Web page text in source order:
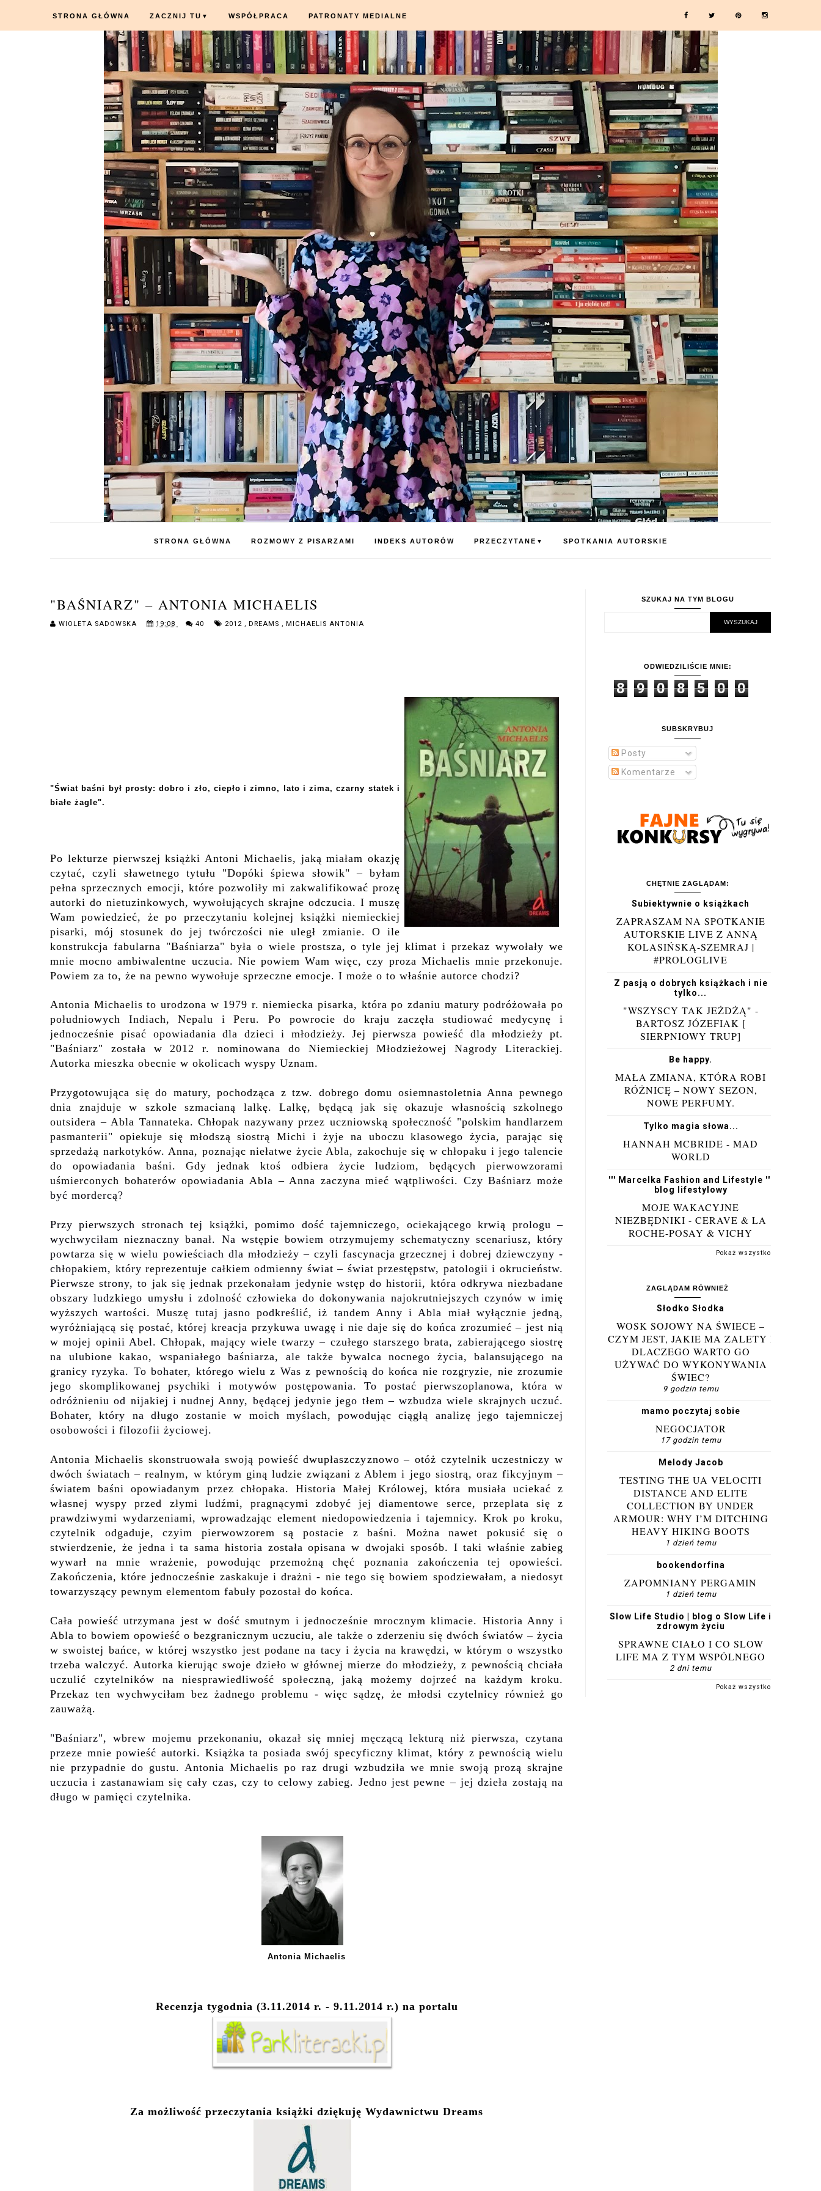
STRONA GŁÓWNA ZACZNIJ TU ▼ WSPÓŁPRACA PATRONATY MEDIALNE
STRONA GŁÓWNA ROZMOWY Z PISARZAMI INDEKS AUTORÓW PRZECZYTANE ▼ SPOTKANIA AUTORSKIE
"BAŚNIARZ" – ANTONIA MICHAELIS
WIOLETA SADOWSKA 19:08 40 2012 , DREAMS , MICHAELIS ANTONIA
"Świat baśni był prosty: dobro i zło, ciepło i zimno, lato i zima, czarny statek i
białe żagle".
Po lekturze pierwszej książki Antoni Michaelis, jaką miałam okazję
czytać, czyli sławetnego tytułu "Dopóki śpiewa słowik" – byłam
pełna sprzecznych emocji, które pozwoliły mi zakwalifikować prozę
autorki do nietuzinkowych, wywołujących skrajne odczucia. I muszę
Wam powiedzieć, że po przeczytaniu kolejnej książki niemieckiej
pisarki, mój stosunek do jej twórczości nie uległ zmianie. O ile
konstrukcja fabularna "Baśniarza" była o wiele prostsza, o tyle jej klimat i przekaz wywołały we
mniemocnoambiwalentne uczucia. Nie powiem Wam więc, czy proza Michaelis mnie przekonuje.
Powiem za to, że na pewno wywołuje sprzeczne emocje. I może o to właśnie autorce chodzi?
Antonia Michaelis to urodzona w 1979 r. niemiecka pisarka, która po zdaniu matury podróżowała po
południowych Indiach, Nepalu i Peru. Po powrocie do kraju zaczęła studiować medycynę i
jednocześnie pisać opowiadania dla dzieci i młodzieży. Jej pierwsza powieść dla młodzieży pt.
"Baśniarz" została w 2012 r. nominowana do Niemieckiej Młodzieżowej Nagrody Literackiej.
Autorka mieszka obecnie w okolicach wyspy Uznam.
Przygotowująca się do matury, pochodząca z tzw. dobrego domu osiemnastoletnia Anna pewnego
dnia znajduje w szkole szmacianą lalkę. Lalkę, będącą jak się okazuje własnością szkolnego
outsidera – Abla Tannateka. Chłopak nazywany przez uczniowską społeczność "polskim handlarzem
pasmanterii" opiekuje się młodszą siostrą Michii żyje na uboczu klasowego życia, parając się
sprzedażą narkotyków. Anna, poznając niełatwe życie Abla, zakochuje się w chłopaku i jego talencie
do opowiadania baśni. Gdy jednak ktoś odbiera życie ludziom, będących pierwowzorami
uśmierconych bohaterów opowiadania Abla – Anna zaczyna mieć wątpliwości. Czy Baśniarz może
być mordercą?
Przy pierwszych stronach tej książki, pomimo dość tajemniczego, ociekającego krwią prologu –
wychwyciłam nieznaczny banał. Na wstępie bowiem otrzymujemy schematyczny scenariusz, który
powtarza się w wielu powieściach dla młodzieży – czyli fascynacja grzecznej i dobrej dziewczyny -
chłopakiem, który reprezentuje całkiem odmienny świat – świat przestępstw, patologii i okrucieństw.
Pierwsze strony, to jak się jednak przekonałam jedynie wstęp do historii, która odkrywa niezbadane
obszary ludzkiego umysłu i zdolność człowieka do dokonywania najokrutniejszych czynów w imię
wyższych wartości. Muszę tutaj jasno podkreślić, iż tandem Anny i Abla miał wyłącznie jedną,
wyróżniającą się postać, której kreacja przykuwa uwagę i nie dajesię do końca zrozumieć – jest nią
w mojej opinii Abel. Chłopak, mający wiele twarzy – czułego starszego brata, zabierającego siostrę
na ulubione kakao, wspaniałego baśniarza, ale także bywalca nocnego życia, balansującego na
granicy ryzyka. To bohater, którego wielu z Was z pewnością do końca nie rozgryzie, nie zrozumie
jego skomplikowanej psychiki i motywów postępowania. To postać pierwszoplanowa, która w
odróżnieniu od nijakiej i nudnej Anny, będącej jedynie jego tłem – wzbudza wiele skrajnych uczuć.
Bohater, który na długo zostanie w moich myślach, powodując ciągłą analizę jego tajemniczej
osobowości i filozofii życiowej.
Antonia Michaelis skonstruowała swoją powieść dwupłaszczyznowo – otóż czytelnik uczestniczy w
dwóch światach – realnym, w którym giną ludzie związani z Ablem i jego siostrą, oraz fikcyjnym –
światem baśni opowiadanym przez chłopaka. Historia Małej Królowej, która musiała uciekać z
własnej wyspy przed złymi ludźmi, pragnącymi zdobyć jej diamentowe serce, przeplata się z
prawdziwymi wydarzeniami, wprowadzając element niedopowiedzenia i tajemnicy. Krok po kroku,
czytelnik odgaduje, czyim pierwowzorem są postacie z baśni. Można nawet pokusić się o
stwierdzenie, że jedna i ta sama historia została opisana w dwojaki sposób. I taki właśnie zabieg
wywarł na mnie wrażenie, powodując przemożną chęć poznania zakończenia tej opowieści.
Zakończenia, które jednocześnie zaskakuje i drażni - nie tegosiębowiem spodziewałam, a niedosyt
towarzyszący pewnym elementom fabuły pozostał do końca.
Cała powieść utrzymana jest w dość smutnym i jednocześnie mrocznym klimacie. Historia Anny i
Abla to bowiem opowieść o bezgranicznym uczuciu, ale także o zderzeniu się dwóch światów – życia
w swoistej bańce, w której wszystko jest podane na tacy i życia na krawędzi, w którym o wszystko
trzeba walczyć. Autorka kierując swoje dzieło w głównej mierze do młodzieży, z pewnością chciała
uczulić czytelników na niesprawiedliwość społeczną, jaką możemy dojrzeć na każdym kroku.
Przekaz ten wychwyciłam bez żadnego problemu - więc sądzę, że młodsi czytelnicy również go
zauważą.
"Baśniarz", wbrew mojemu przekonaniu, okazał się mniej męczącą lekturą niż pierwsza, czytana
przeze mnie powieść autorki. Książka ta posiada swój specyficzny klimat, który z pewnością wielu
nie przypadnie do gustu. Antonia Michaelis po raz drugi wzbudziła we mnie swoją prozą skrajne
uczuciai zastanawiam sięcały czas, czy to celowy zabieg. Jedno jest pewne – jej dzieła zostają na
długo w pamięci czytelnika.
Antonia Michaelis
Recenzja tygodnia (3.11.2014 r. - 9.11.2014 r.) na portalu
Za możliwość przeczytania książki dziękuję Wydawnictwu Dreams
SZUKAJ NA TYM BLOGU
ODWIEDZILIŚCIE MNIE:
8 9 0 8 5 0 0
SUBSKRYBUJ
Posty
Komentarze
CHĘTNIE ZAGLĄDAM:
Subiektywnie o książkach
ZAPRASZAM NA SPOTKANIE
AUTORSKIE LIVE Z ANNĄ
KOLASIŃSKĄ-SZEMRAJ |
#PROLOGLIVE
Z pasją o dobrych książkach i nie
tylko...
"WSZYSCY TAK JEŻDŻĄ" -
BARTOSZ JÓZEFIAK [
SIERPNIOWY TRUP]
Be happy.
MAŁA ZMIANA, KTÓRA ROBI
RÓŻNICĘ – NOWY SEZON,
NOWE PERFUMY.
Tylko magia słowa...
HANNAH MCBRIDE - MAD
WORLD
''' Marcelka Fashion and Lifestyle '''
blog lifestylowy
MOJE WAKACYJNE
NIEZBĘDNIKI - CERAVE & LA
ROCHE-POSAY & VICHY
Pokaż wszystko
ZAGLĄDAM RÓWNIEŻ
Słodko Słodka
WOSK SOJOWY NA ŚWIECE –
CZYM JEST, JAKIE MA ZALETY I
DLACZEGO WARTO GO
UŻYWAĆ DO WYKONYWANIA
ŚWIEC?
9 godzin temu
mamo poczytaj sobie
NEGOCJATOR
17 godzin temu
Melody Jacob
TESTING THE UA VELOCITI
DISTANCE AND ELITE
COLLECTION BY UNDER
ARMOUR: WHY I’M DITCHING
HEAVY HIKING BOOTS
1 dzień temu
bookendorfina
ZAPOMNIANY PERGAMIN
1 dzień temu
Slow Life Studio | blog o Slow Life i
zdrowym życiu
SPRAWNE CIAŁO I CO SLOW
LIFE MA Z TYM WSPÓLNEGO
2 dni temu
Pokaż wszystko